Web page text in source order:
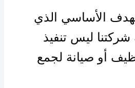
الأساسي الذي
ليس تنفيذ
أو صيانة لجمع